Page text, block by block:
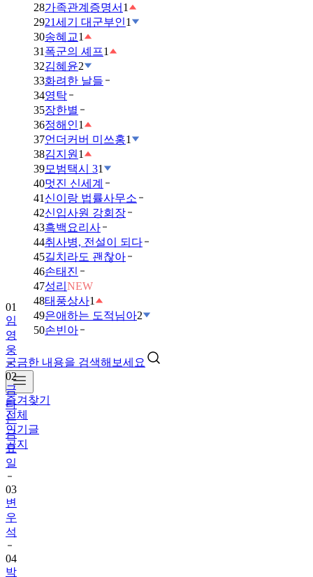
28가족관계증명서 1
2921세기 대군부인1
30송혜교1
31 폭군의 셰프1
32김혜윤2
33화려한 날들
34영탁
35장한별
36정해인1
37언더커버 미쓰홍1
38김지원 1
39모범택시 31
40멋진 신세계
41 신이랑 법률사무소
42신입사원 강회장
43흑백요리사
44취사병, 전설이 되다
45길치라도 괜찮아
46손태진
47성리 NEW
48태풍상사1
49은애하는 도적님아2
50손빈아
궁금한 내용을 검색해보세요
즐겨찾기
전체
인기글
공지
영
웅
02
금
타
는
금
요
일
03
변
우
석
04
박
지